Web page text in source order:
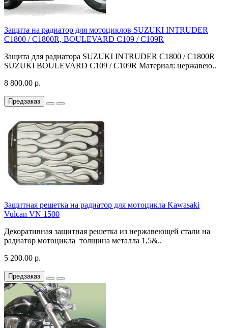
Защита на радиатор для мотоциклов SUZUKI INTRUDER
C1800 / C1800R, BOULEVARD C109 / C109R
Защита для радиатора SUZUKI INTRUDER C1800 / C1800R
SUZUKI BOULEVARD C109 / C109R Материал: нержавею..
8 800.00 р.
Предзаказ
Защитная решетка на радиатор для мотоцикла Kawasaki
Vulcan VN 1500
Декоративная защитная решетка из нержавеющей стали на
радиатор мотоцикла толщина металла 1,5&..
5 200.00 р.
Предзаказ